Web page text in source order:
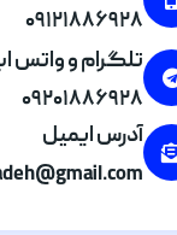
۰۹۱۲۱۸۸۶۹۲۸
تلگرام و واتس
۰۹۲۰۱۸۸۶۹۲۸
آدرس ایمیل